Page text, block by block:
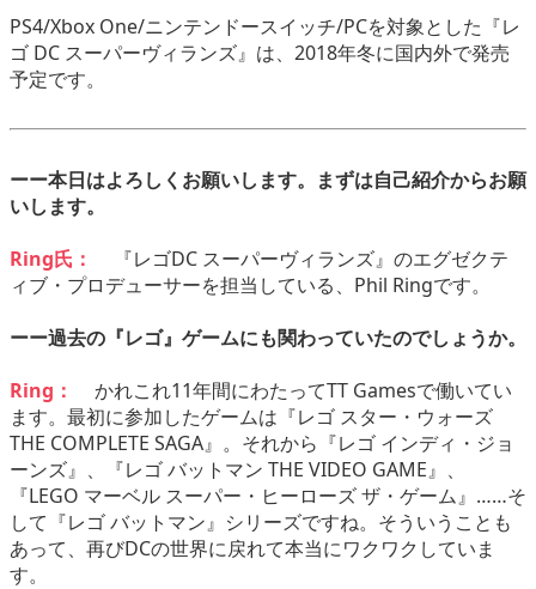
PS4/Xbox One/ニンテンドースイッチ/PCを対象とした『レ
ゴ DC スーパーヴィランズ』は、2018年冬に国内外で発売
予定です。
ーー本日はよろしくお願いします。まずは自己紹介からお願
いします。
Ring氏：
『レゴDC スーパーヴィランズ』のエグゼクテ
ィブ・プロデューサーを担当している、Phil Ringです。
ーー過去の『レゴ』ゲームにも関わっていたのでしょうか。
Ring：
かれこれ11年間にわたってTT Gamesで働いてい
ます。最初に参加したゲームは『レゴ スター・ウォーズ
THE COMPLETE SAGA』。それから『レゴ インディ・ジョ
ーンズ』、『レゴ バットマン THE VIDEO GAME』、
『LEGO マーベル スーパー・ヒーローズ ザ・ゲーム』……そ
して『レゴ バットマン』シリーズですね。そういうことも
あって、再びDCの世界に戻れて本当にワクワクしていま
す。